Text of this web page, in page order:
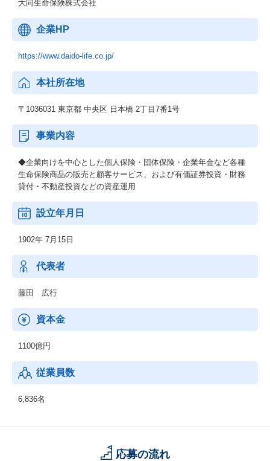
大同生命保険株式会社
企業HP
https://www.daido-life.co.jp/
本社所在地
〒1036031 東京都 中央区 日本橋 2丁目7番1号
事業内容
◆企業向けを中心とした個人保険・団体保険・企業年金など各種
生命保険商品の販売と顧客サービス、および有価証券投資・財務
貸付・不動産投資などの資産運用
設立年月日
1902年 7月15日
代表者
藤田 広行
資本金
1100億円
従業員数
6,836名
応募の流れ